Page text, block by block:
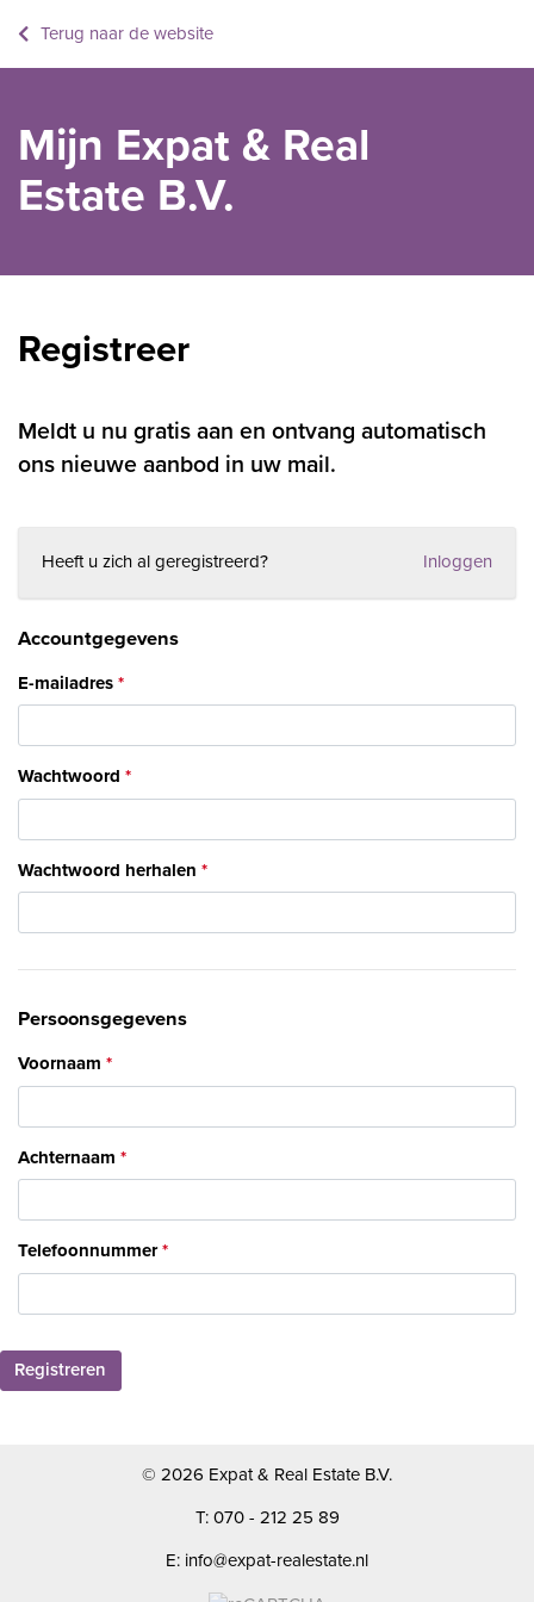
Terug naar de website
Mijn Expat & Real
Estate B.V.
Registreer
Meldt u nu gratis aan en ontvang automatisch
ons nieuwe aanbod in uw mail.
Heeft u zich al geregistreerd? Inloggen
Accountgegevens
E-mailadres
Wachtwoord
Wachtwoord herhalen
Persoonsgegevens
Voornaam
Achternaam
Telefoonnummer
Registreren
© 2026 Expat & Real Estate B.V.
T: 070 - 212 25 89
E: info@expat-realestate.nl